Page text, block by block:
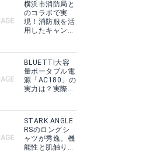
横浜市消防局と
のコラボで実
現！消防服を活
用したキャンプ
BLUETTI大容
量ポータブル電
源「AC180」の
実力は？実際に
STARK ANGLE
RSのロングシ
ャツが秀逸。機
能性と肌触りに